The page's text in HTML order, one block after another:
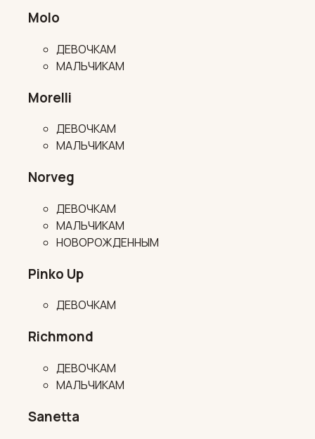
Molo
ДЕВОЧКАМ
МАЛЬЧИКАМ
Morelli
ДЕВОЧКАМ
МАЛЬЧИКАМ
Norveg
ДЕВОЧКАМ
МАЛЬЧИКАМ
НОВОРОЖДЕННЫМ
Pinko Up
ДЕВОЧКАМ
Richmond
ДЕВОЧКАМ
МАЛЬЧИКАМ
Sanetta